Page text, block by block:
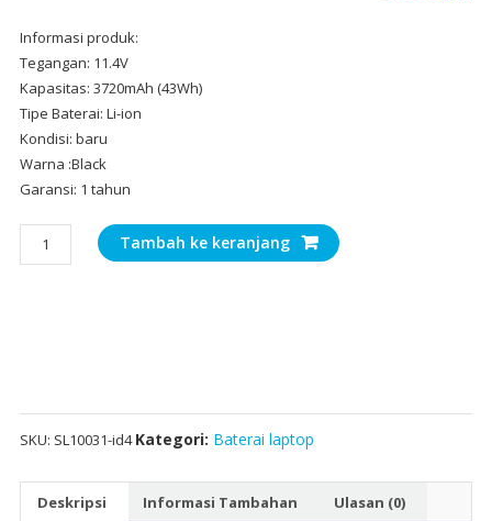
Informasi produk:
Tegangan: 11.4V
Kapasitas: 3720mAh (43Wh)
Tipe Baterai: Li-ion
Kondisi: baru
Warna :Black
Garansi: 1 tahun
Kuantitas
Baterai
Tambah ke keranjang
SKU: SL10031-id4 Kategori: Baterai laptop
Deskripsi Informasi Tambahan Ulasan (0)